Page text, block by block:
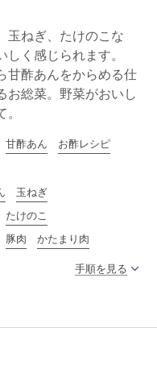
玉ねぎ、たけのこな
く感じられます。
甘酢あんをからめる仕
お総菜。野菜がおいし
甘酢あん
お酢レシピ
玉ねぎ
たけのこ
豚肉 かたまり肉
手順を見る